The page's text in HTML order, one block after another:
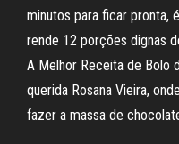
minutos para ficar pronta,
rende 12 porções dignas
A Melhor Receita de Bolo
querida Rosana Vieira,
fazer a massa de